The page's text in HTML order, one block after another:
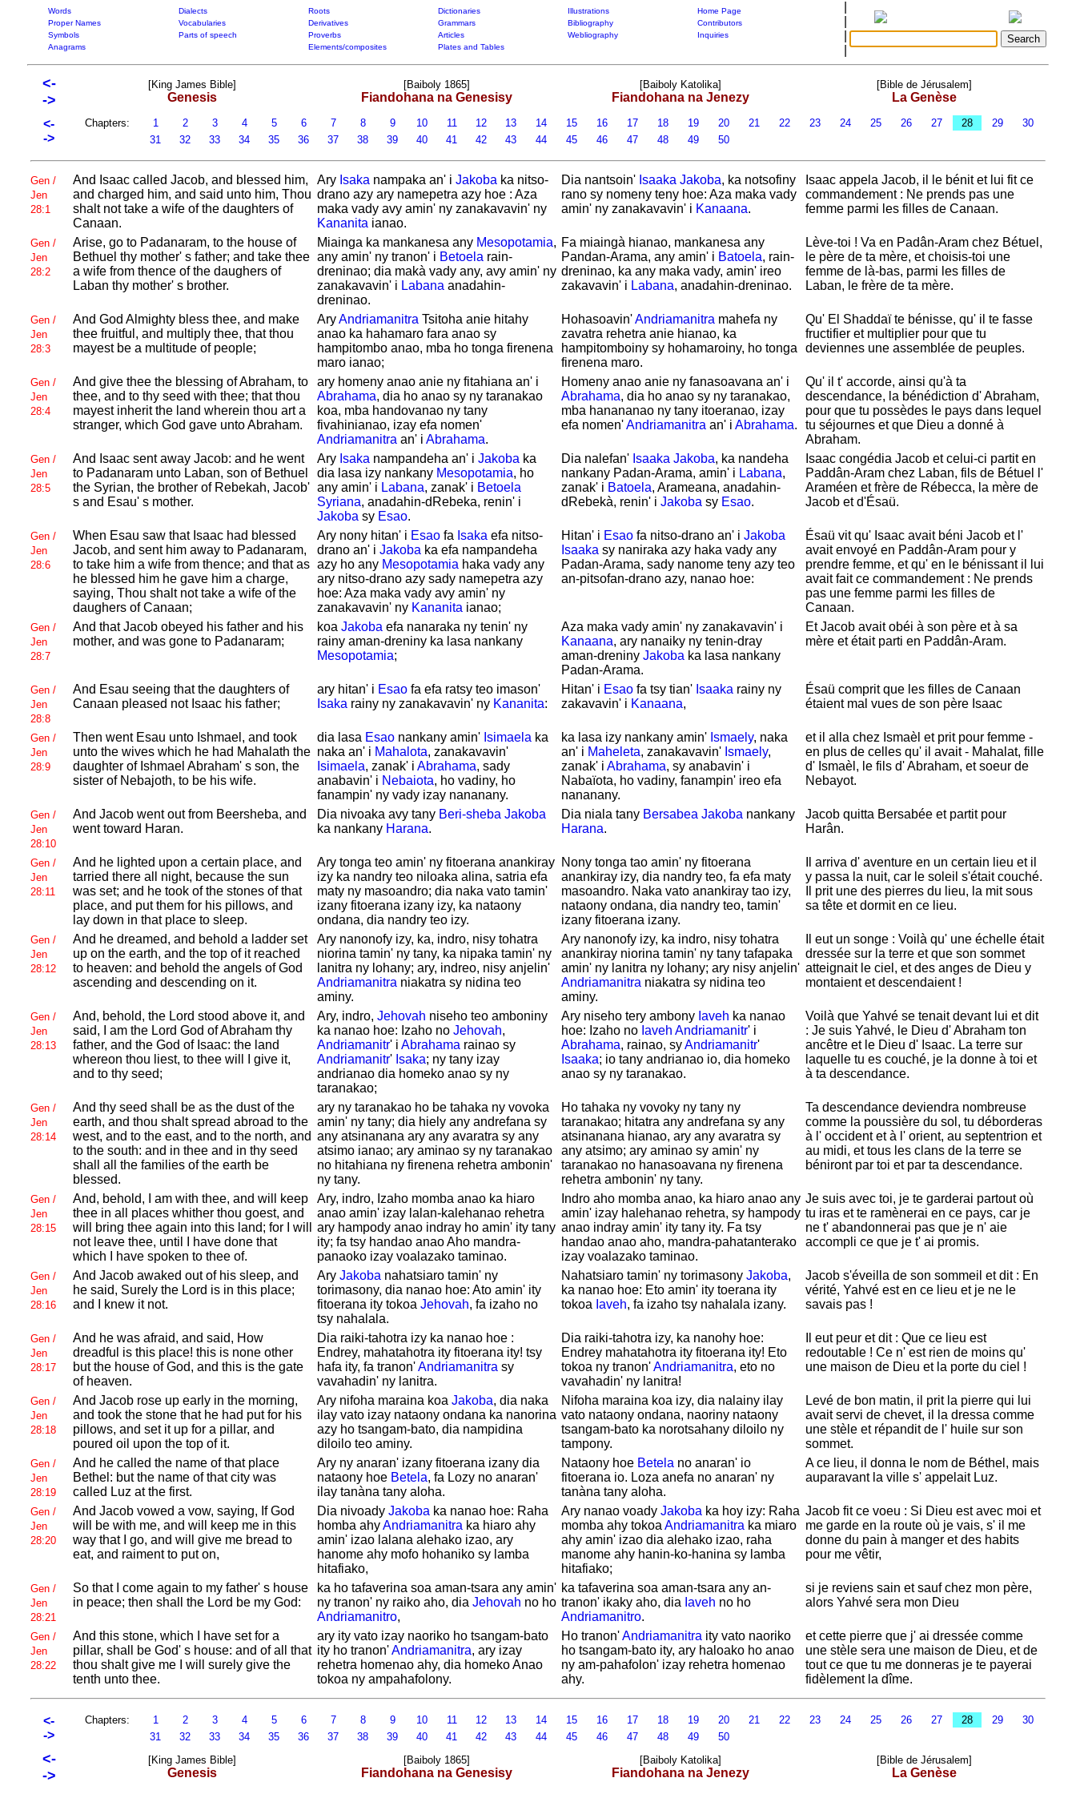
Words Dialects Roots Dictionaries Illustrations
Home Page
Proper Names
Vocabularies Derivatives Grammars Bibliography
Contributors
Symbols
Parts of speech Proverbs Articles Webliography
Inquiries
Anagrams
Elements/composites Plates and Tables
<-
->
[King James Bible]
Genesis
[Baiboly 1865]
Fiandohana na Genesisy
[Baiboly Katolika]
Fiandohana na Jenezy
[Bible de Jérusalem]
La Genèse
<-
->
Chapters: 1 2 3 4 5 6 7 8 9 10 11 12 13 14 15 16 17 18 19 20 21 22 23 24 25 26 27 28 29
30
31
32 33 34 35 36 37 38 39 40 41 42 43 44 45 46 47 48 49 50
Gen /
Jen
28:1
And Isaac called Jacob, and blessed him,
and charged him, and said unto him, Thou
shalt not take a wife of the daughters of
Canaan.
Ary Isaka nampaka an' i Jakoba ka nitso-
drano azy ary namepetra azy hoe : Aza
maka vady avy amin' ny zanakavavin' ny
Kananita ianao.
Dia nantsoin' Isaaka Jakoba, ka notsofiny
rano sy nomeny teny hoe: Aza maka vady
amin' ny zanakavavin' i Kanaana.
Isaac appela Jacob, il le bénit et lui fit ce
commandement : Ne prends pas une
femme parmi les filles de Canaan.
Gen /
Jen
28:2
Arise, go to Padanaram, to the house of
Bethuel thy mother' s father; and take thee
a wife from thence of the daughers of
Laban thy mother' s brother.
Miainga ka mankanesa any Mesopotamia,
any amin' ny tranon' i Betoela rain-
dreninao; dia makà vady any, avy amin' ny
zanakavavin' i Labana anadahin-
dreninao.
Fa miaingà hianao, mankanesa any
Pandan-Arama, any amin' i Batoela, rain-
dreninao, ka any maka vady, amin' ireo
zakavavin' i Labana, anadahin-dreninao.
Lève-toi ! Va en Padân-Aram chez Bétuel,
le père de ta mère, et choisis-toi une
femme de là-bas, parmi les filles de
Laban, le frère de ta mère.
Gen /
Jen
28:3
And God Almighty bless thee, and make
thee fruitful, and multiply thee, that thou
mayest be a multitude of people;
AryAndriamanitra Tsitoha anie hitahy
anao ka hahamaro fara anao sy
hampitombo anao, mba ho tonga firenena
maro ianao;
Hohasoavin'Andriamanitra mahefa ny
zavatra rehetra anie hianao, ka
hampitomboiny sy hohamaroiny, ho tonga
firenena maro.
Qu' El Shaddaï te bénisse, qu' il te fasse
fructifier et multiplier pour que tu
deviennes une assemblée de peuples.
Gen /
Jen
28:4
And give thee the blessing ofAbraham, to
thee, and to thy seed with thee; that thou
mayest inherit the land wherein thou art a
stranger, which God gave untoAbraham.
ary homeny anao anie ny fitahiana an' i
Abrahama, dia ho anao sy ny taranakao
koa, mba handovanao ny tany
fivahinianao, izay efa nomen'
Andriamanitra an' i Abrahama.
Homeny anao anie ny fanasoavana an' i
Abrahama, dia ho anao sy ny taranakao,
mba hanananao ny tany itoeranao, izay
efa nomen'Andriamanitra an' i Abrahama.
Qu' il t' accorde, ainsi qu'à ta
descendance, la bénédiction d'Abraham,
pour que tu possèdes le pays dans lequel
tu séjournes et que Dieu a donné à
Abraham.
Gen /
Jen
28:5
And Isaac sent away Jacob: and he went
to Padanaram unto Laban, son of Bethuel
the Syrian, the brother of Rebekah, Jacob'
s and Esau' s mother.
Ary Isaka nampandeha an' i Jakoba ka
dia lasa izy nankany Mesopotamia, ho
any amin' i Labana, zanak' i Betoela
Syriana, anadahin-dRebeka, renin' i
Jakoba sy Esao.
Dia nalefan' Isaaka Jakoba, ka nandeha
nankany Padan-Arama, amin' i Labana,
zanak' i Batoela, Arameana, anadahin-
dRebekà, renin' i Jakoba sy Esao.
Isaac congédia Jacob et celui-ci partit en
Paddân-Aram chez Laban, fils de Bétuel l'
Araméen et frère de Rébecca, la mère de
Jacob et d'Ésaü.
Gen /
Jen
28:6
When Esau saw that Isaac had blessed
Jacob, and sent him away to Padanaram,
to take him a wife from thence; and that as
he blessed him he gave him a charge,
saying, Thou shalt not take a wife of the
daughers ofCanaan;
Ary nony hitan' i Esaofa Isaka efa nitso-
drano an' i Jakoba ka efa nampandeha
azy ho any Mesopotamia haka vady any
ary nitso-drano azy sady namepetra azy
hoe: Aza maka vady avy amin' ny
zanakavavin' ny Kananita ianao;
Hitan' i Esaofa nitso-drano an' i Jakoba
Isaaka sy naniraka azy haka vady any
Padan-Arama, sady nanome teny azy teo
an-pitsofan-drano azy, nanao hoe:
Ésaü vit qu' Isaac avait béni Jacob et l'
avait envoyé en Paddân-Aram pour y
prendre femme, et qu' en le bénissant il lui
avait fait ce commandement : Ne prends
pas une femme parmi les filles de
Canaan.
Gen /
Jen
28:7
And thatJacob obeyed his father and his
mother, and was gone to Padanaram;
koa Jakoba efa nanaraka ny tenin' ny
rainy aman-dreniny ka lasa nankany
Mesopotamia;
Aza maka vady amin' ny zanakavavin' i
Kanaana, ary nanaiky ny tenin-dray
aman-dreniny Jakoba ka lasa nankany
Padan-Arama.
EtJacob avait obéi à son père et à sa
mère et était parti en Paddân-Aram.
Gen /
Jen
28:8
And Esau seeing that the daughters of
Canaan pleased not Isaac his father;
ary hitan' i Esaofa efa ratsy teo imason'
Isaka rainy ny zanakavavin' ny Kananita:
Hitan' i Esaofa tsy tian' Isaaka rainy ny
zakavavin' i Kanaana,
Ésaü comprit que les filles de Canaan
étaient mal vues de son père Isaac
Gen /
Jen
28:9
Then went Esau unto Ishmael, and took
unto the wives which he had Mahalath the
daughter of Ishmael Abraham' s son, the
sister of Nebajoth, to be his wife.
dia lasa Esaonankany amin' Isimaela ka
naka an' i Mahalota, zanakavavin'
Isimaela, zanak' i Abrahama, sady
anabavin' i Nebaiota, ho vadiny, ho
fanampin' ny vady izay nananany.
ka lasa izy nankany amin' Ismaely, naka
an' i Maheleta, zanakavavin' Ismaely,
zanak' i Abrahama, sy anabavin' i
Nabaïota, ho vadiny, fanampin' ireo efa
nananany.
et il alla chez Ismaèl et prit pour femme -
en plus de celles qu' il avait - Mahalat, fille
d' Ismaèl, le fils d'Abraham, et soeur de
Nebayot.
Gen /
Jen
28:10
And Jacob went out from Beersheba, and
went toward Haran.
Dia nivoaka avy tany Beri-sheba Jakoba
ka nankany Harana.
Dia niala tany Bersabea Jakoba nankany
Harana.
Jacob quitta Bersabée et partit pour
Harân.
Gen /
Jen
28:11
And he lighted upon a certain place, and
tarried there all night, because the sun
was set; and he took of the stones of that
place, and put them for his pillows, and
lay down in that place to sleep.
Ary tonga teo amin' ny fitoerana anankiray
izy ka nandry teo niloaka alina, satria efa
maty ny masoandro; dia naka vato tamin'
izany fitoerana izany izy, ka nataony
ondana, dia nandry teo izy.
Nony tonga tao amin' ny fitoerana
anankiray izy, dia nandry teo, fa efa maty
masoandro. Naka vato anankiray tao izy,
nataony ondana, dia nandry teo, tamin'
izany fitoerana izany.
Il arriva d' aventure en un certain lieu et il
y passa la nuit, car le soleil s'était couché.
Il prit une des pierres du lieu, la mit sous
sa tête et dormit en ce lieu.
Gen /
Jen
28:12
And he dreamed, and behold a ladder set
up on the earth, and the top of it reached
to heaven: and behold the angels ofGod
ascending and descending on it.
Ary nanonofy izy, ka, indro, nisy tohatra
niorina tamin' ny tany, ka nipaka tamin' ny
lanitra ny lohany; ary, indreo, nisy anjelin'
Andriamanitra niakatra sy nidina teo
aminy.
Ary nanonofy izy, ka indro, nisy tohatra
anankiray niorina tamin' ny tany tafapaka
amin' ny lanitra ny lohany; ary nisy anjelin'
Andriamanitra niakatra sy nidina teo
aminy.
Il eut un songe : Voilà qu' une échelle était
dressée sur la terre et que son sommet
atteignait le ciel, et des anges de Dieu y
montaient et descendaient !
Gen /
Jen
28:13
And, behold, the Lord stood above it, and
said, I am the Lord God ofAbraham thy
father, and the God of Isaac: the land
whereon thou liest, to thee will I give it,
and to thy seed;
Ary, indro, Jehovah niseho teo amboniny
ka nanao hoe: Izaho no Jehovah,
Andriamanitr' i Abrahama rainao sy
Andriamanitr' Isaka; ny tany izay
andrianao dia homeko anao sy ny
taranakao;
Ary niseho tery ambony Iaveh ka nanao
hoe: Izaho no Iaveh Andriamanitr' i
Abrahama, rainao, syAndriamanitr'
Isaaka; io tany andrianao io, dia homeko
anao sy ny taranakao.
Voilà que Yahvé se tenait devant lui et dit
: Je suis Yahvé, le Dieu d'Abraham ton
ancêtre et le Dieu d' Isaac. La terre sur
laquelle tu es couché, je la donne à toi et
à ta descendance.
Gen /
Jen
28:14
And thy seed shall be as the dust of the
earth, and thou shalt spread abroad to the
west, and to the east, and to the north, and
to the south: and in thee and in thy seed
shall all the families of the earth be
blessed.
ary ny taranakao ho be tahaka ny vovoka
amin' ny tany; dia hiely any andrefana sy
any atsinanana ary any avaratra sy any
atsimo ianao; ary aminao sy ny taranakao
no hitahiana ny firenena rehetra ambonin'
ny tany.
Ho tahaka ny vovoky ny tany ny
taranakao; hitatra any andrefana sy any
atsinanana hianao, ary any avaratra sy
any atsimo; ary aminao sy amin' ny
taranakao no hanasoavana ny firenena
rehetra ambonin' ny tany.
Ta descendance deviendra nombreuse
comme la poussière du sol, tu déborderas
à l' occident et à l' orient, au septentrion et
au midi, et tous les clans de la terre se
béniront par toi et par ta descendance.
Gen /
Jen
28:15
And, behold, I am with thee, and will keep
thee in all places whither thou goest, and
will bring thee again into this land; for I will
not leave thee, until I have done that
which I have spoken to thee of.
Ary, indro, Izaho momba anao ka hiaro
anao amin' izay lalan-kalehanao rehetra
ary hampody anao indray ho amin' ity tany
ity; fa tsy handao anao Aho mandra-
panaoko izay voalazako taminao.
Indro aho momba anao, ka hiaro anao any
amin' izay halehanao rehetra, sy hampody
anao indray amin' ity tany ity. Fa tsy
handao anao aho, mandra-pahatanterako
izay voalazako taminao.
Je suis avec toi, je te garderai partout où
tu iras et te ramènerai en ce pays, car je
ne t' abandonnerai pas que je n' aie
accompli ce que je t' ai promis.
Gen /
Jen
28:16
And Jacob awaked out of his sleep, and
he said, Surely the Lord is in this place;
and I knew it not.
Ary Jakoba nahatsiaro tamin' ny
torimasony, dia nanao hoe: Ato amin' ity
fitoerana ity tokoa Jehovah, fa izaho no
tsy nahalala.
Nahatsiaro tamin' ny torimasony Jakoba,
ka nanao hoe: Eto amin' ity toerana ity
tokoa Iaveh, fa izaho tsy nahalala izany.
Jacob s'éveilla de son sommeil et dit : En
vérité, Yahvé est en ce lieu et je ne le
savais pas !
Gen /
Jen
28:17
And he was afraid, and said, How
dreadful is this place! this is none other
but the house ofGod, and this is the gate
of heaven.
Dia raiki-tahotra izy ka nanao hoe :
Endrey, mahatahotra ity fitoerana ity! tsy
hafa ity, fa tranon'Andriamanitra sy
vavahadin' ny lanitra.
Dia raiki-tahotra izy, ka nanohy hoe:
Endrey mahatahotra ity fitoerana ity! Eto
tokoa ny tranon'Andriamanitra, eto no
vavahadin' ny lanitra!
Il eut peur et dit : Que ce lieu est
redoutable ! Ce n' est rien de moins qu'
une maison de Dieu et la porte du ciel !
Gen /
Jen
28:18
And Jacob rose up early in the morning,
and took the stone that he had put for his
pillows, and set it up for a pillar, and
poured oil upon the top of it.
Ary nifoha maraina koa Jakoba, dia naka
ilay vato izay nataony ondana ka nanorina
azy ho tsangam-bato, dia nampidina
diloilo teo aminy.
Nifoha maraina koa izy, dia nalainy ilay
vato nataony ondana, naoriny nataony
tsangam-bato ka norotsahany diloilo ny
tampony.
Levé de bon matin, il prit la pierre qui lui
avait servi de chevet, il la dressa comme
une stèle et répandit de l' huile sur son
sommet.
Gen /
Jen
28:19
And he called the name of that place
Bethel: but the name of that city was
called Luz at the first.
Ary ny anaran' izany fitoerana izany dia
nataony hoe Betela, fa Lozy no anaran'
ilay tanàna tany aloha.
Nataony hoe Betela no anaran' io
fitoerana io. Loza anefa no anaran' ny
tanàna tany aloha.
A ce lieu, il donna le nom de Béthel, mais
auparavant la ville s' appelait Luz.
Gen /
Jen
28:20
And Jacob vowed a vow, saying, IfGod
will be with me, and will keep me in this
way that I go, and will give me bread to
eat, and raiment to put on,
Dia nivoady Jakoba ka nanao hoe: Raha
homba ahyAndriamanitra ka hiaro ahy
amin' izao lalana alehako izao, ary
hanome ahy mofo hohaniko sy lamba
hitafiako,
Ary nanao voady Jakoba ka hoy izy: Raha
momba ahy tokoa Andriamanitra ka miaro
ahy amin' izao dia alehako izao, raha
manome ahy hanin-ko-hanina sy lamba
hitafiako;
Jacob fit ce voeu : Si Dieu est avec moi et
me garde en la route où je vais, s' il me
donne du pain à manger et des habits
pour me vêtir,
Gen /
Jen
28:21
So that I come again to my father' s house
in peace; then shall the Lord be my God:
ka ho tafaverina soa aman-tsara any amin'
ny tranon' ny raiko aho, dia Jehovah no ho
Andriamanitro,
ka tafaverina soa aman-tsara any an-
tranon' ikaky aho, dia Iaveh no ho
Andriamanitro.
si je reviens sain et sauf chez mon père,
alors Yahvé sera mon Dieu
Gen /
Jen
28:22
And this stone, which I have set for a
pillar, shall be God' s house: and of all that
thou shalt give me I will surely give the
tenth unto thee.
ary ity vato izay naoriko ho tsangam-bato
ity ho tranon'Andriamanitra, ary izay
rehetra homenao ahy, dia homeko Anao
tokoa ny ampahafolony.
Ho tranon'Andriamanitra ity vato naoriko
ho tsangam-bato ity, ary haloako ho anao
ny am-pahafolon' izay rehetra homenao
ahy.
et cette pierre que j' ai dressée comme
une stèle sera une maison de Dieu, et de
tout ce que tu me donneras je te payerai
fidèlement la dîme.
<-
->
Chapters: 1 2 3 4 5 6 7 8 9 10 11 12 13 14 15 16 17 18 19 20 21 22 23 24 25 26 27 28 29
30
31
32 33 34 35 36 37 38 39 40 41 42 43 44 45 46 47 48 49 50
<-
->
[King James Bible]
Genesis
[Baiboly 1865]
Fiandohana na Genesisy
[Baiboly Katolika]
Fiandohana na Jenezy
[Bible de Jérusalem]
La Genèse